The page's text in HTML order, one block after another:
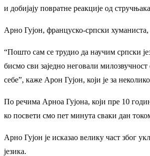
и добијају повратне реакције од
Арно Гујон, француско-српски
“Пошто сам се трудио да научим српски
бисмо сви заједно неговали
себе”, каже Арон Гујон, који је за
По речима Арноа Гујона, који пре 10
ко посвети смо пет минута сваки дан
Арно Гујон је исказао велику част због
језика.